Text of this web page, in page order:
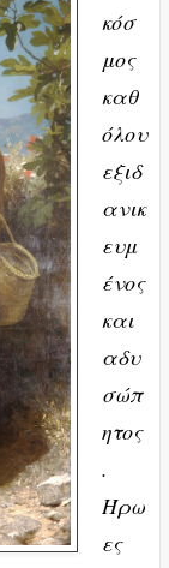
κόσ
μος
καθ
όλου
εξιδ
ανικ
ευμ
ένος
και
αδυ
σώπ
ητος
.
Ήρω
ες